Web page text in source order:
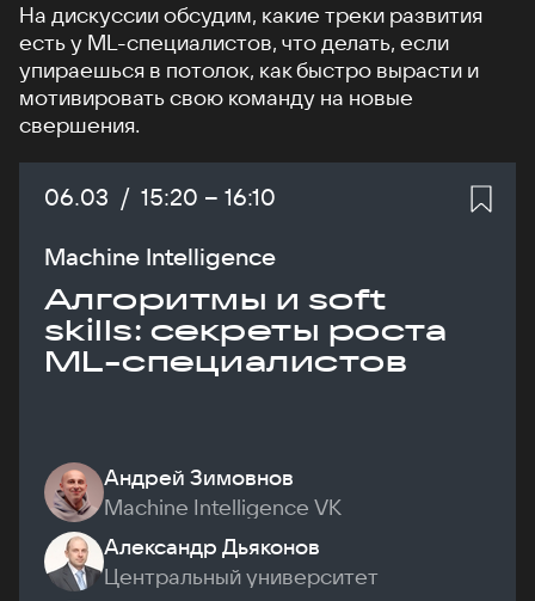
На дискуссии обсудим, какие треки развития
есть у ML-специалистов, что делать, если
упираешься в потолок, как быстро вырасти и
мотивировать свою команду на новые
свершения.
Дата:
06.03 / Начало:
15:20 – Конец:
16:10
Machine Intelligence
Алгоритмы и soft
skills: секреты роста
ML-специалистов
Андрей Зимовнов
Machine Intelligence VK
Александр Дьяконов
Центральный университет